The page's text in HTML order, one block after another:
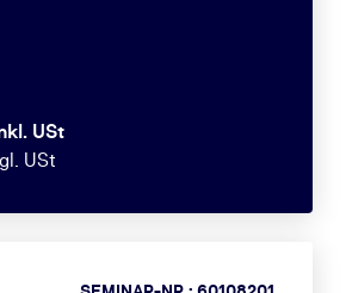
USt
USt